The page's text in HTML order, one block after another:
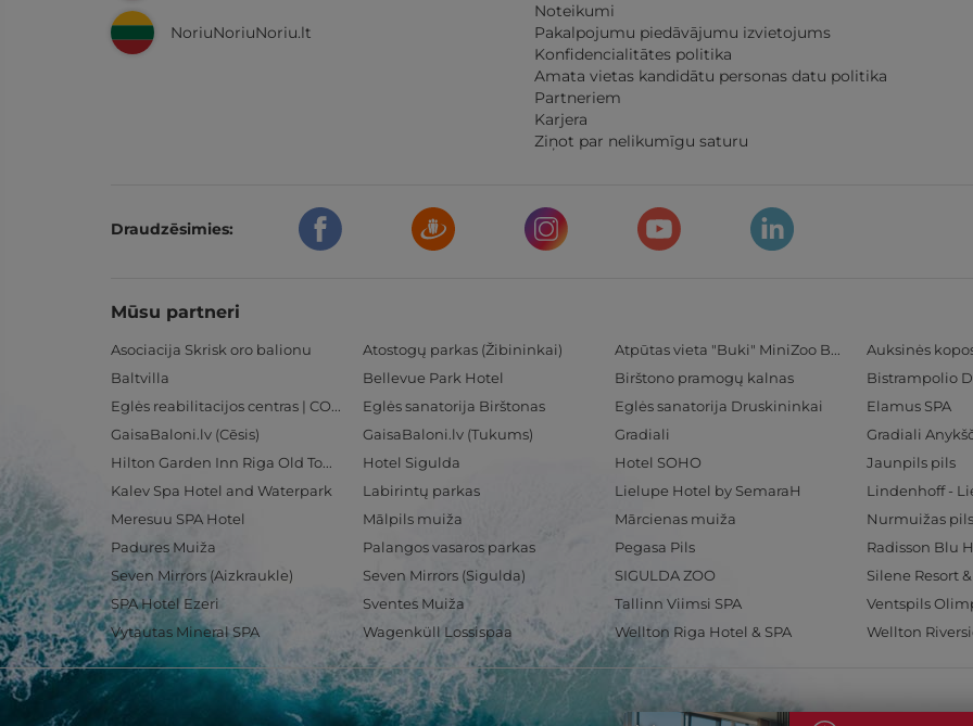
NoriuNoriuNoriu.lt
Noteikumi
Pakalpojumu piedāvājumu izvietojums
Konfidencialitātes politika
Amata vietas kandidātu personas datu politika
Partneriem
Karjera
Ziņot par nelikumīgu saturu
Draudzēsimies:
Mūsu partneri
Asociacija Skrisk oro balionu Atostogų parkas (Žibininkai) Atpūtas vieta "Buki" MiniZoo BUKS Auksinės
Baltvilla
Bellevue Park Hotel Birštono pramogų kalnas Bistrampolio
Eglės reabilitacijos centras | CORE
Eglės sanatorija Birštonas Eglės sanatorija Druskininkai Elamus SPA
GaisaBaloni.lv (Cēsis)
GaisaBaloni.lv (Tukums) Gradiali Gradiali
Hilton Garden Inn Riga Old Town
Hotel Sigulda Hotel SOHO Jaunpils pils
Kalev Spa Hotel and Waterpark
Labirintų parkas Lielupe Hotel by SemaraH Lindenhoff -
Meresuu SPA Hotel
Mālpils muiža Mārcienas muiža Nurmuižas pils
Padures Muiža
Palangos vasaros parkas Pegasa Pils
Seven Mirrors (Aizkraukle)
Seven Mirrors (Sigulda) SIGULDA ZOO Silene Resort &
SPA Hotel Ezeri
Sventes Muiža Tallinn Viimsi SPA
Vytautas Mineral SPA
Wagenküll Lossispaa Wellton Riga Hotel & SPA Wellton